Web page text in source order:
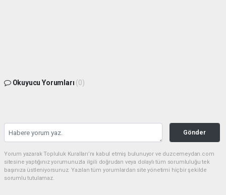
Okuyucu Yorumları (0)
Gönder
Yorum yazarak Topluluk Kuralları’nı kabul etmiş bulunuyor ve duzcemeydan.com
sitesine yaptığınız yorumunuzla ilgili doğrudan veya dolaylı tüm sorumluluğu tek
başınıza üstleniyorsunuz. Yazılan tüm yorumlardan site yönetimi hiçbir şekilde
sorumlu tutulamaz.